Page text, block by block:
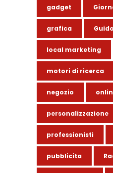
gadget
grafica
local marketing
motori di ricerca
negozio
personalizzazione
professionisti
pubblicita